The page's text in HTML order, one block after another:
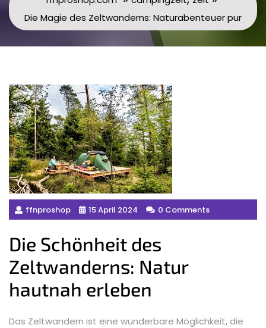
Die Magie des Zeltwanderns: Naturabenteuer pur
ffnproshop 15 April 2024 0 Comments
Die Schönheit des
Zeltwanderns: Natur
hautnah erleben
Das Zeltwandern ist eine wunderbare Möglichkeit, die